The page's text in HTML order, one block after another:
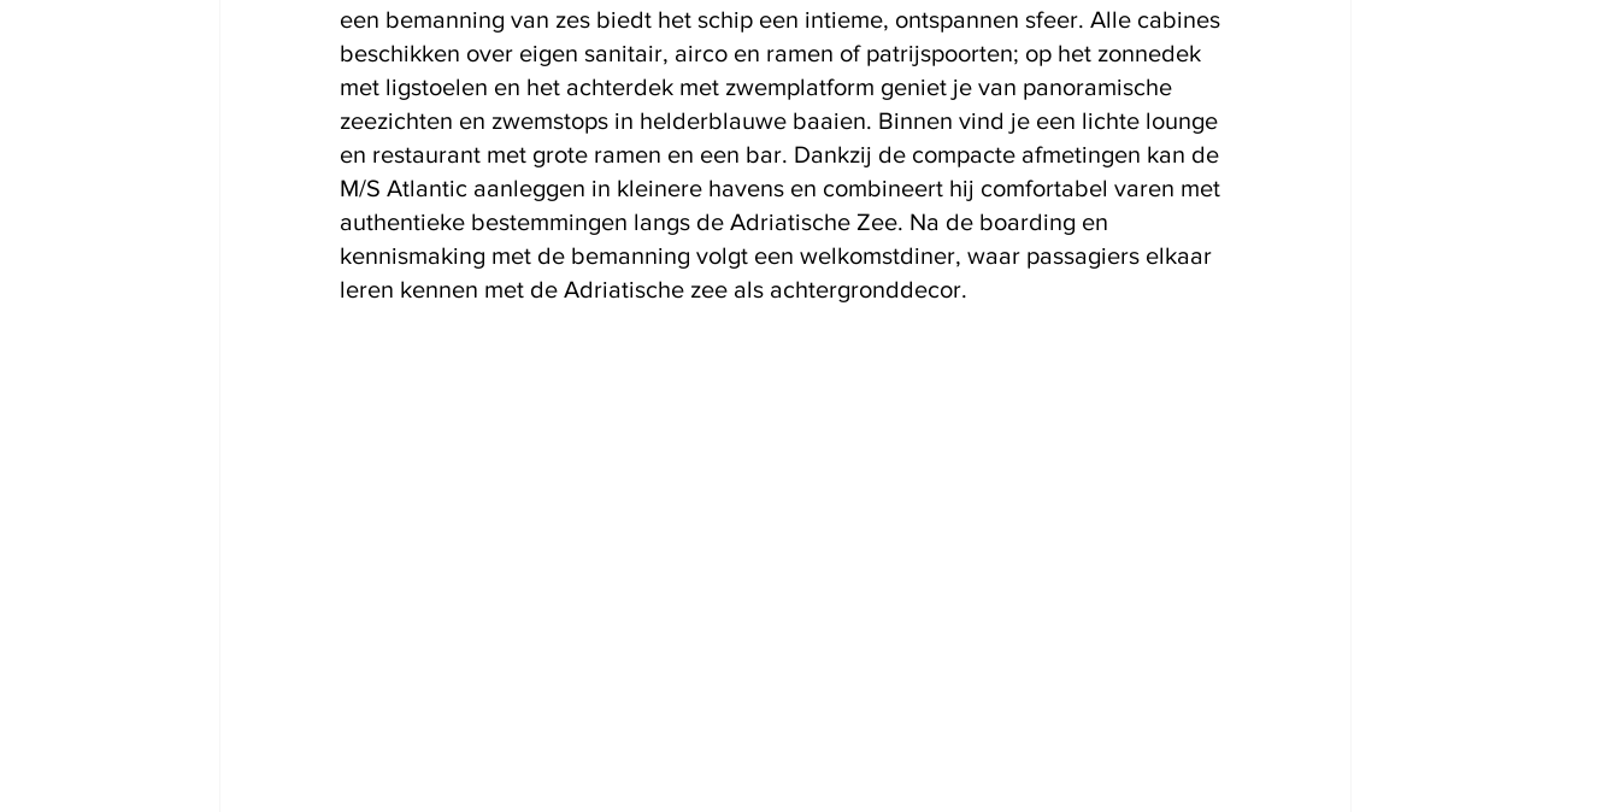
een bemanning van zes biedt het schip een intieme, ontspannen sfeer. Alle cabines
beschikken over eigen sanitair, airco en ramen of patrijspoorten; op het zonnedek
met ligstoelen en het achterdek met zwemplatform geniet je van panoramische
zeezichten en zwemstops in helderblauwe baaien. Binnen vind je een lichte lounge
en restaurant met grote ramen en een bar. Dankzij de compacte afmetingen kan de
M/S Atlantic aanleggen in kleinere havens en combineert hij comfortabel varen met
authentieke bestemmingen langs de Adriatische Zee. Na de boarding en
kennismaking met de bemanning volgt een welkomstdiner, waar passagiers elkaar
leren kennen met de Adriatische zee als achtergronddecor.